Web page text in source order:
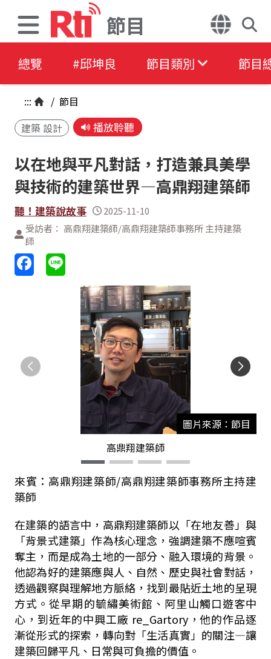
節目
總覽 #邱坤良 節目類別 節目
::: / 節目
建築 設計
播放聆聽
以在地與平凡對話，打造兼具美學
與技術的建築世界—高鼎翔建築師
聽！建築說故事
2025-11-10
受訪者： 高鼎翔建築師/高鼎翔建築師事務所 主持建築
師
圖片來源：節目
高鼎翔建築師
來賓：高鼎翔建築師/高鼎翔建築師事務所主持建
築師
在建築的語言中，高鼎翔建築師以「在地友善」與
「背景式建築」作為核心理念，強調建築不應喧賓
奪主，而是成為土地的一部分、融入環境的背景。
他認為好的建築應與人、自然、歷史與社會對話，
透過觀察與理解地方脈絡，找到最貼近土地的呈現
方式。從早期的毓繡美術館、阿里山觸口遊客中
心，到近年的中興工廠 re_Gartory，他的作品逐
漸從形式的探索，轉向對「生活真實」的關注—讓
建築回歸平凡、日常與可負擔的價值。